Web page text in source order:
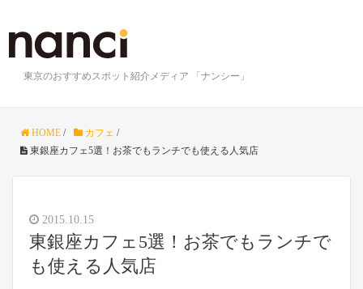
東京のおすすめスポット紹介メディア 「ナンシー」
HOME / カフェ /
東銀座カフェ5選！お茶でもランチでも使える人気店
2015.10.15
東銀座カフェ5選！お茶でもランチで
も使える人気店